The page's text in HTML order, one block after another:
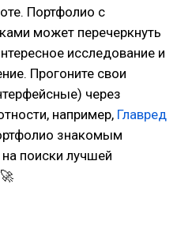
Портфолио с
может перечеркнуть
исследование и
Прогоните свои
через
например, Главред
знакомым
поиски лучшей